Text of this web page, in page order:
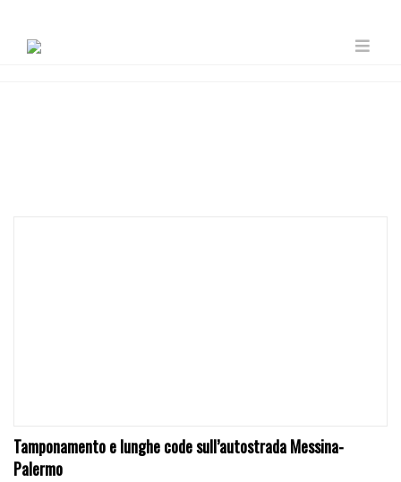
Tamponamento e lunghe code sull’autostrada Messina-
Palermo